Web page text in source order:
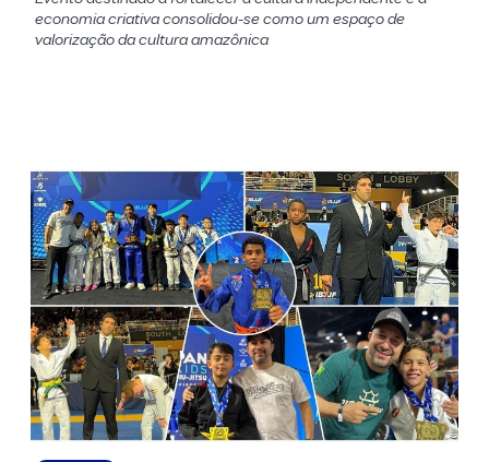
economia criativa consolidou-se como um espaço de
valorização da cultura amazônica